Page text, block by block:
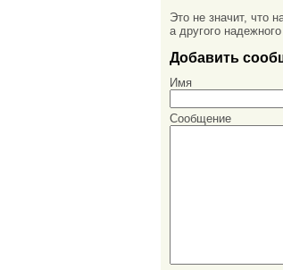
Это не значит, что
а другого
Добавить
Имя
Сообщение